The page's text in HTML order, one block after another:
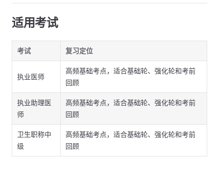
适用考试
考试 复习定位
执业医师
高频基础考点，适合基础轮、强化轮和考前
回顾
执业助理医
师
高频基础考点，适合基础轮、强化轮和考前
回顾
卫生职称中
级
高频基础考点，适合基础轮、强化轮和考前
回顾